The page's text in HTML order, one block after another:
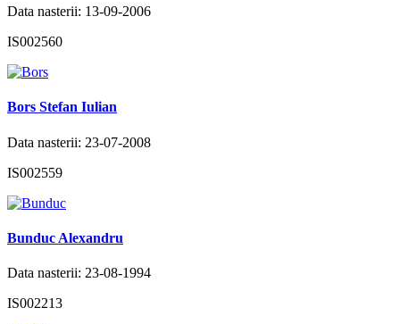
Data nasterii: 13-09-2006
IS002560
Bors Stefan Iulian
Data nasterii: 23-07-2008
IS002559
Bunduc Alexandru
Data nasterii: 23-08-1994
IS002213